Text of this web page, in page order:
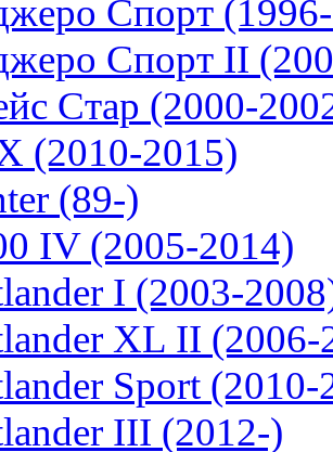
Спорт
Спорт II
Стар (2000-
(2010-2015)
(89-)
IV (2005-2014)
I (2003-
XL II (2006-
Sport (2010-
III (2012-)